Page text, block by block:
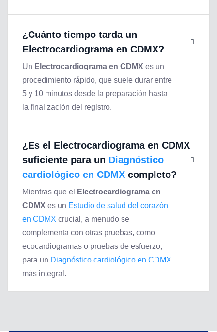
¿Cuánto tiempo tarda un
Electrocardiograma en CDMX?
Un Electrocardiograma en CDMX es un
procedimiento rápido, que suele durar entre
5 y 10 minutos desde la preparación hasta
la finalización del registro.
¿Es el Electrocardiograma en CDMX
suficiente para un Diagnóstico
cardiológico en CDMX completo?
Mientras que el
Electrocardiograma en
CDMX es un Estudio de salud del corazón
en CDMX crucial, a menudo se
complementa con otras pruebas, como
ecocardiogramas o pruebas de esfuerzo,
para un Diagnóstico cardiológico en CDMX
más integral.